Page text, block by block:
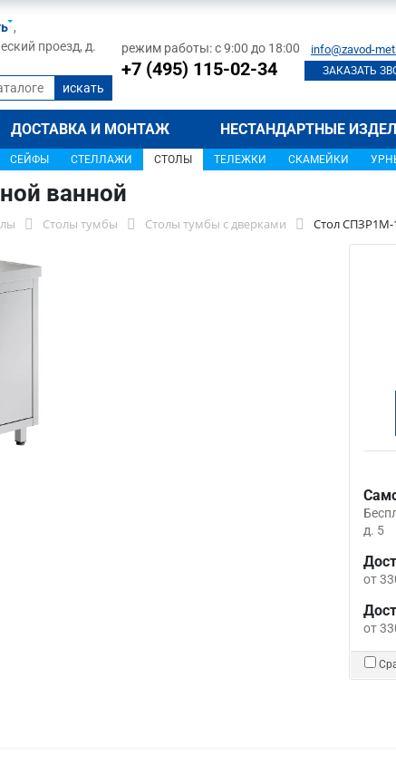
,
проезд, д.
режим работы: с 9:00 до 18:00
+7 (495) 115-02-34
info@zavod-
ЗАКАЗАТЬ
ДОСТАВКА И МОНТАЖ НЕСТАНДАРТНЫЕ
СЕЙФЫ СТЕЛЛАЖИ СТОЛЫ ТЕЛЕЖКИ СКАМЕЙКИ
ванной
Столы тумбы Столы тумбы с дверками Стол СПЗР1М-
д. 5
от
от